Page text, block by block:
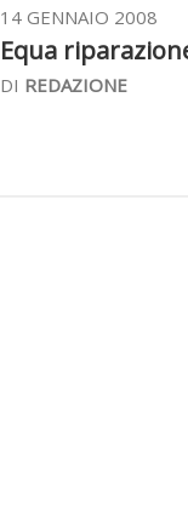
14 GENNAIO 2008
Equa
DI REDAZIONE